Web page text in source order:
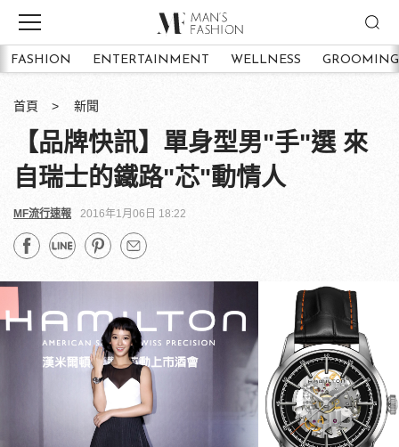
FASHION ENTERTAINMENT WELLNESS GROOMING
首頁 新聞
【品牌快訊】單身型男"手"選 來
自瑞士的鐵路"芯"動情人
MF流行速報 2016年1月06日 18:22